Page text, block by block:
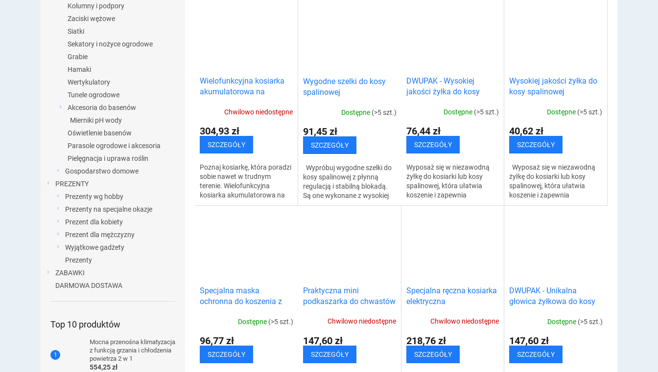
Kolumny i podpory
Zaciski wężowe
Siatki
Sekatory i nożyce ogrodowe
Grabie
Hamaki
Wertykulatory
Tunele ogrodowe
Akcesoria do basenów
Mierniki pH wody
Oświetlenie basenów
Parasole ogrodowe i akcesoria
Pielęgnacja i uprawa roślin
Gospodarstwo domowe
PREZENTY
Prezenty wg hobby
Prezenty na specjalne okazje
Prezent dla kobiety
Prezent dla mężczyzny
Wyjątkowe gadżety
Prezenty
ZABAWKI
DARMOWA DOSTAWA
Top 10 produktów
Mocna przenośna klimatyzacja
z funkcją grzania i chłodzenia
powietrza 2 w 1
554,25 zł
Wielofunkcyjna kosiarka
akumulatorowa na
Chwilowo niedostępne
304,93 zł
SZCZEGÓŁY
Poznaj kosiarkę, która poradzi
sobie nawet w trudnym
terenie. Wielofunkcyjna
kosiarka akumulatorowa na
kółkach oferuje cichy, ale
Wygodne szelki do kosy
spalinowej
Dostępne (>5 szt.)
91,45 zł
SZCZEGÓŁY
Wypróbuj wygodne szelki do
kosy spalinowej z płynną
regulacją i stabilną blokadą.
Są one wykonane z wysokiej
jakości materiałów, co
DWUPAK - Wysokiej
jakości żyłka do kosy
Dostępne (>5 szt.)
76,44 zł
SZCZEGÓŁY
Wyposaż się w niezawodną
żyłkę do kosiarki lub kosy
spalinowej, która ułatwia
koszenie i zapewnia
doskonałe rezultaty. Możesz
Wysokiej jakości żyłka do
kosy spalinowej
Dostępne (>5 szt.)
40,62 zł
SZCZEGÓŁY
Wyposaż się w niezawodną
żyłkę do kosiarki lub kosy
spalinowej, która ułatwia
koszenie i zapewnia
doskonałe rezultaty. Możesz
Specjalna maska
ochronna do koszenia z
Dostępne (>5 szt.)
96,77 zł
SZCZEGÓŁY
Praktyczna mini
podkaszarka do chwastów
Chwilowo niedostępne
147,60 zł
SZCZEGÓŁY
Specjalna ręczna kosiarka
elektryczna
Chwilowo niedostępne
218,76 zł
SZCZEGÓŁY
DWUPAK - Unikalna
głowica żyłkowa do kosy
Dostępne (>5 szt.)
147,60 zł
SZCZEGÓŁY